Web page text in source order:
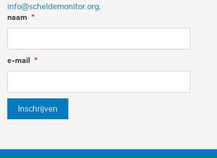
info@scheldemonitor.org
naam
e-mail
Inschrijven